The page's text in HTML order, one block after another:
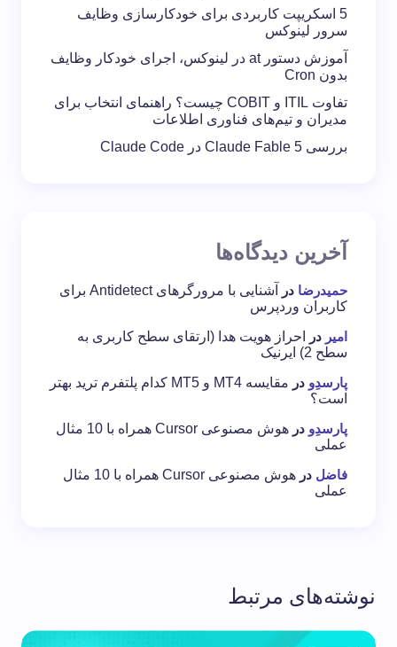
5 اسکریپت کاربردی برای خودکارسازی وظایف
سرور لینوکس
آموزش دستور at در لینوکس، اجرای خودکار وظایف
بدون Cron
تفاوت ITIL و COBIT چیست؟ راهنمای انتخاب برای
مدیران و تیم‌های فناوری اطلاعات
بررسی Claude Fable 5 در Claude Code
آخرین دیدگاه‌ها
حمیدرضا در
آشنایی با مرورگرهای Antidetect برای
کاربران وردپرس
امیر در
احراز هویت هدا (ارتقای سطح کاربری به
سطح 2) ایرنیک
پارسدِو در
مقایسه MT4 و MT5 کدام پلتفرم ترید بهتر
است؟
پارسدِو در
هوش مصنوعی Cursor همراه با 10 مثال
عملی
فاضل در
هوش مصنوعی Cursor همراه با 10 مثال
عملی
نوشته‌های مرتبط